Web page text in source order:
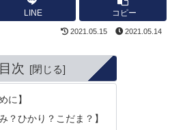
LINE コピー
2021.05.15 2021.05.14
目次
に】
？ひかり？こだま？】